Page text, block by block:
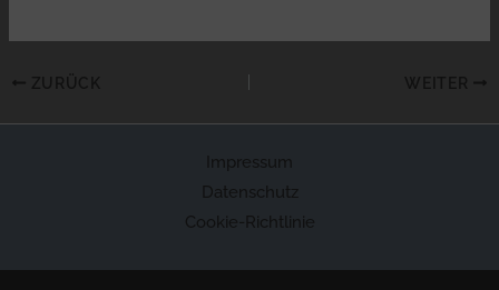
Impressum
Datenschutz
Cookie-Richtlinie